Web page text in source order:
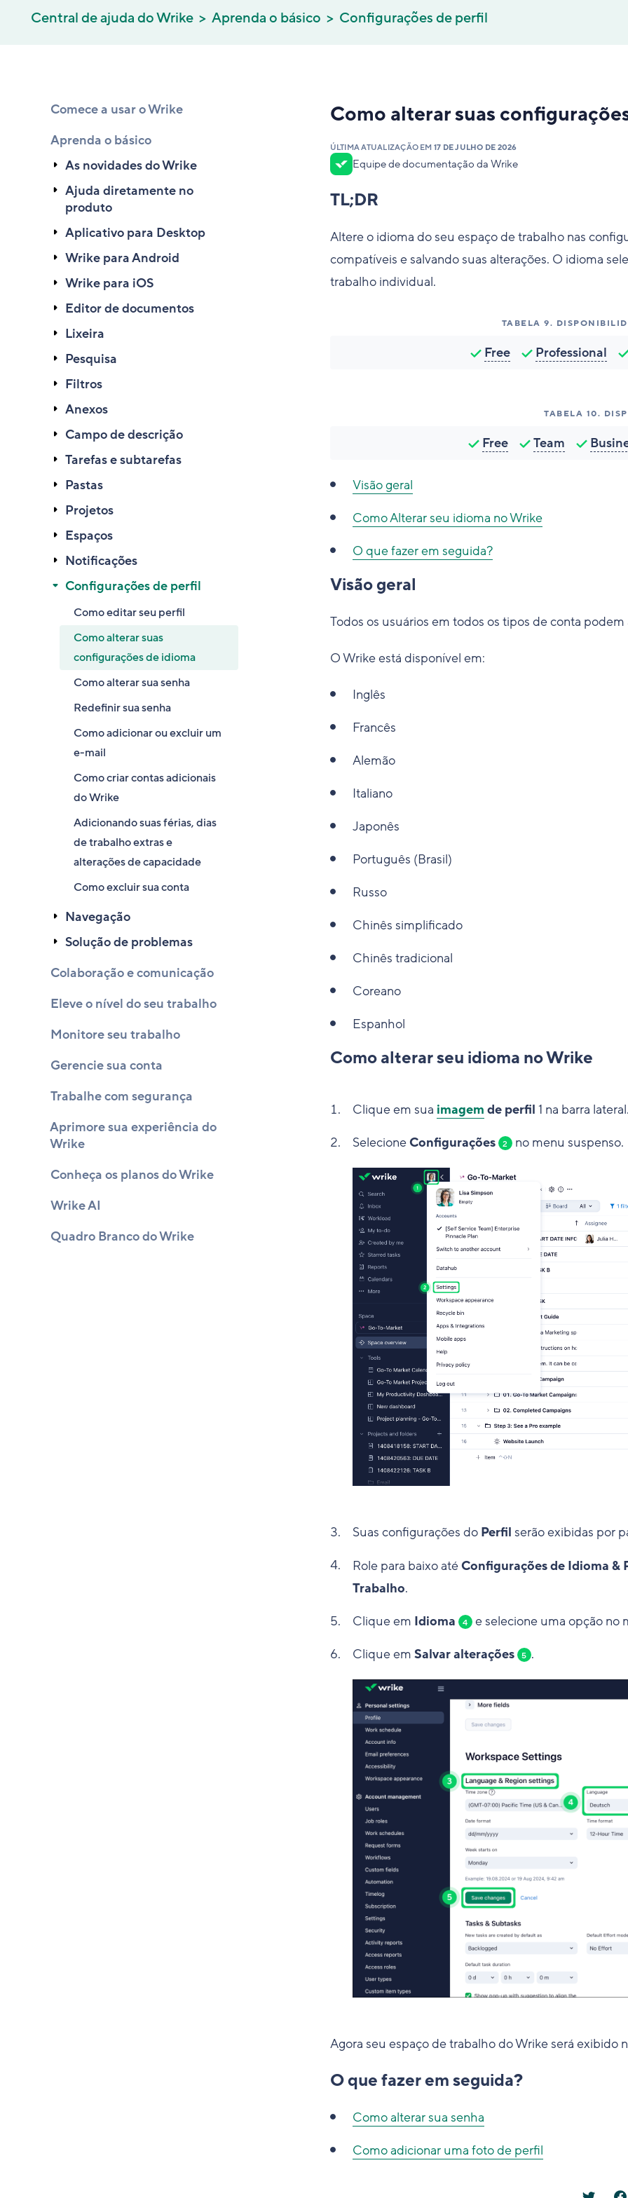
Central de ajuda do Wrike Aprenda o básico Configurações de perfil
Comece a usar o Wrike
Aprenda o básico
As novidades do Wrike
Ajuda diretamente no
produto
Aplicativo para Desktop
Wrike para Android
Wrike para iOS
Editor de documentos
Lixeira
Pesquisa
Filtros
Anexos
Campo de descrição
Tarefas e subtarefas
Pastas
Projetos
Espaços
Notificações
Configurações de perfil
Como editar seu perfil
Como alterar suas
configurações de idioma
Como alterar sua senha
Redefinir sua senha
Como adicionar ou excluir um
e-mail
Como criar contas adicionais
do Wrike
Adicionando suas férias, dias
de trabalho extras e
alterações de capacidade
Como excluir sua conta
Navegação
Solução de problemas
Colaboração e comunicação
Eleve o nível do seu trabalho
Monitore seu trabalho
Gerencie sua conta
Trabalhe com segurança
Aprimore sua experiência do
Wrike
Conheça os planos do Wrike
Wrike AI
Quadro Branco do Wrike
Como alterar suas
ÚLTIMA ATUALIZAÇÃO EM 17 DE JULHO DE 2026
Equipe de documentação da Wrike
TL;DR
Altere o idioma do seu espaço de trabalho nas
compatíveis e salvando suas alterações. O idioma
trabalho individual.
TABELA 9.
Free Professional
TABELA 10.
Free Team
Visão geral
ComoAlterar seu idioma no Wrike
O que fazer em seguida?
Visão geral
Todos os usuários em todos os tipos de conta
O Wrike está disponível em:
Inglês
Francês
Alemão
Italiano
Japonês
Português (Brasil)
Russo
Chinês simplificado
Chinês tradicional
Coreano
Espanhol
Como alterar seu idioma no Wrike
Clique em sua imagem de perfil 1 na barra
SelecioneConfigurações 2 no menu suspenso.
Suas configurações do Perfil serão exibidas por
Role para baixo atéConfigurações de Idioma &
Trabalho.
Clique em Idioma 4 e selecione uma opção no
Clique em Salvar alterações 5 .
Agora seu espaço de trabalho do Wrike será exibido
O que fazer em seguida?
Como alterar sua senha
Como adicionar uma foto de perfil